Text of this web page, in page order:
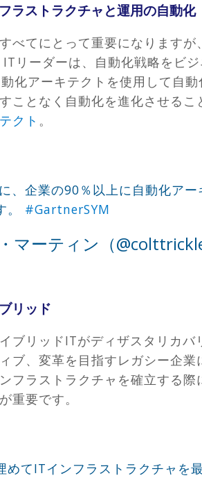
ラストラクチャと運用の自動化
べてにとって重要になりますが
リーダーは、自動化戦略をビ
化アーキテクトを使用して自
ことなく自動化を進化させる
クト 。
、企業の90％以上に自動化アー
。 #GartnerSYM
マーティン（@colttrickle
リッド
ブリッドITがディザスタリカ
ブ、変革を目指すレガシー企
フラストラクチャを確立する
重要です。
めてITインフラストラクチャを